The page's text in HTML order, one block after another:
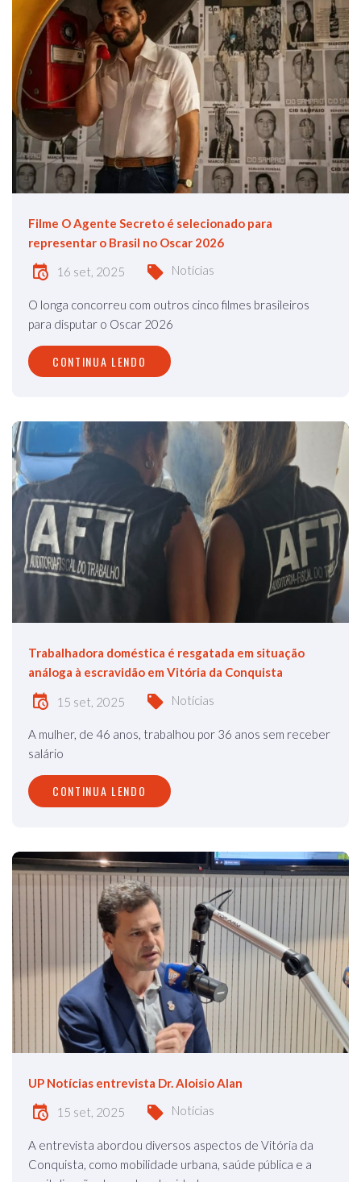
Filme O Agente Secreto é selecionado para
representar o Brasil no Oscar 2026
16 set, 2025 Notícias
O longa concorreu com outros cinco filmes brasileiros
para disputar o Oscar 2026
CONTINUA LENDO
Trabalhadora doméstica é resgatada em situação
análoga à escravidão em Vitória da Conquista
15 set, 2025 Notícias
A mulher, de 46 anos, trabalhou por 36 anos sem receber
salário
CONTINUA LENDO
UP Notícias entrevista Dr. Aloisio Alan
15 set, 2025 Notícias
A entrevista abordou diversos aspectos de Vitória da
Conquista, como mobilidade urbana, saúde pública e a